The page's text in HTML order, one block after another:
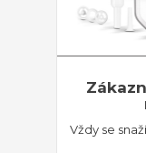
Vždy se